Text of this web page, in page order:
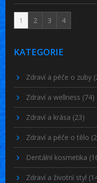
1 2 3 4
KATEGORIE
Zdraví a péče o zuby
Zdraví a wellness (74)
Zdraví a krása (23)
Zdraví a péče o tělo
Dentální kosmetika
Zdraví a životní styl